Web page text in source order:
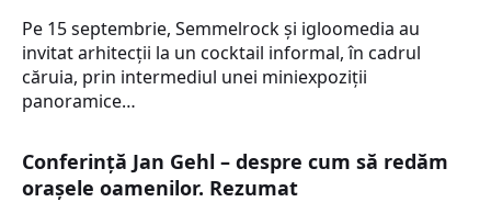
Pe 15 septembrie, Semmelrock și igloomedia au
invitat arhitecţii la un cocktail informal, în cadrul
căruia, prin intermediul unei miniexpoziţii
panoramice…
Conferință Jan Gehl – despre cum să redăm
oraşele oamenilor. Rezumat